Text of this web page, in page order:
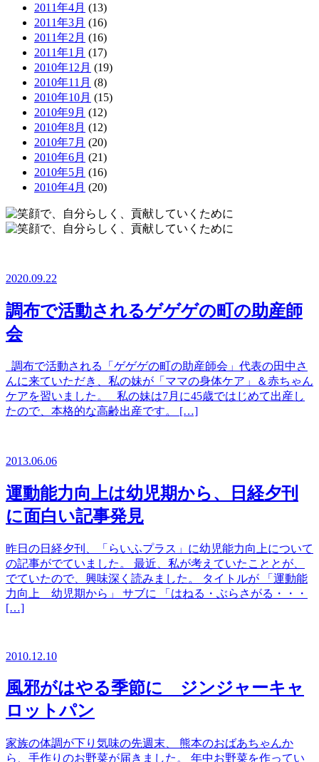
2011年4月 (13)
2011年3月 (16)
2011年2月 (16)
2011年1月 (17)
2010年12月 (19)
2010年11月 (8)
2010年10月 (15)
2010年9月 (12)
2010年8月 (12)
2010年7月 (20)
2010年6月 (21)
2010年5月 (16)
2010年4月 (20)
2020.09.22
調布で活動されるゲゲゲの町の助産師
会
調布で活動される「ゲゲゲの町の助産師会」代表の田中さ
んに来ていただき、私の妹が「ママの身体ケア」＆赤ちゃん
ケアを習いました。 私の妹は7月に45歳ではじめて出産し
たので、本格的な高齢出産です。 […]
2013.06.06
運動能力向上は幼児期から、日経夕刊
に面白い記事発見
昨日の日経夕刊、「らいふプラス」に幼児能力向上について
の記事がでていました。 最近、私が考えていたこととが、
でていたので、興味深く読みました。 タイトルが 「運動能
力向上 幼児期から」 サブに 「はねる・ぶらさがる・・・
[…]
2010.12.10
風邪がはやる季節に ジンジャーキャ
ロットパン
家族の体調が下り気味の先週末、 熊本のおばあちゃんか
ら、手作りのお野菜が届きました。 年中お野菜を作ってい